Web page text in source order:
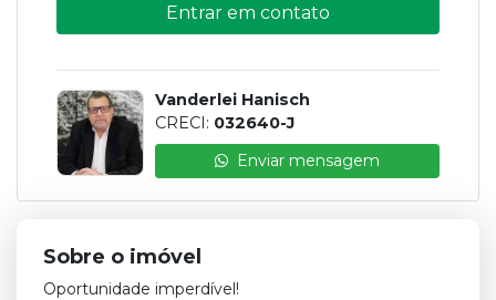
Entrar em contato
Vanderlei Hanisch
CRECI: 032640-J
Enviar mensagem
Sobre o imóvel
Oportunidade imperdível!